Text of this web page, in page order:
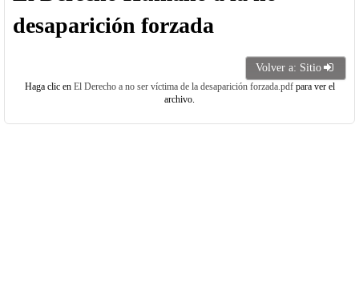
desaparición forzada
Volver a: Sitio
Haga clic en El Derecho a no ser víctima de la desaparición forzada.pdfpara ver el
archivo.